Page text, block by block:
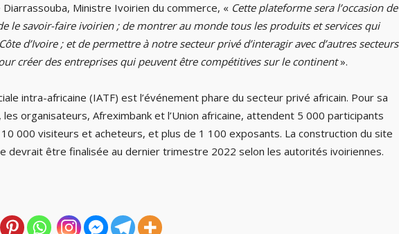
Diarrassouba, Ministre Ivoirien du commerce, « Cette plateforme sera l’occasion de
le savoir-faire ivoirien ; de montrer au monde tous les produits et services qui
d’Ivoire ; et de permettre à notre secteur privé d’interagir avec d’autres secteurs
créer des entreprises qui peuvent être compétitives sur le continent».
intra-africaine (IATF) est l’événement phare du secteur privé africain. Pour sa
organisateurs, Afreximbank et l’Union africaine, attendent 5 000 participants
000 visiteurs et acheteurs, et plus de 1 100 exposants. La construction du site
devrait être finalisée au dernier trimestre 2022 selon les autorités ivoiriennes.